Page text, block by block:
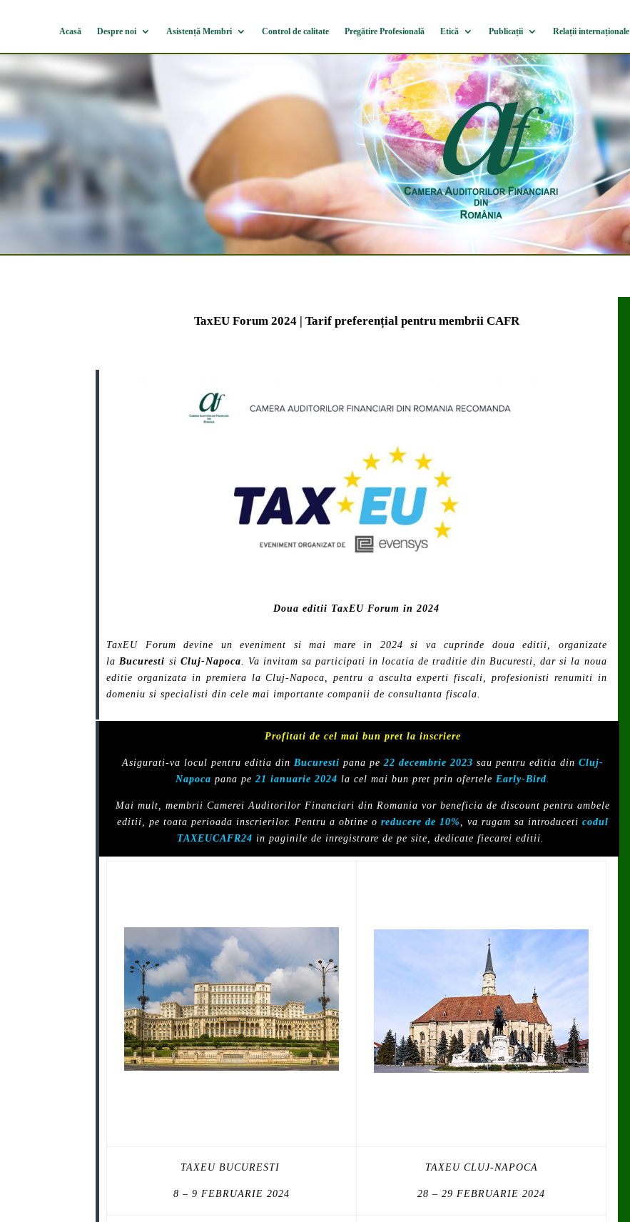
Acasă Despre noi Asistență Membri Control de calitate Pregătire Profesională Etică Publicații Relații internaționale
TaxEU Forum 2024 | Tarif preferențial pentru membrii CAFR
Doua editii TaxEU Forum in 2024
TaxEU Forum devine un eveniment si mai mare in 2024 si va cuprinde doua editii, organizate
la Bucuresti si Cluj-Napoca. Va invitam sa participati in locatia de traditie din Bucuresti, dar si la noua
editie organizata in premiera la Cluj-Napoca, pentru a asculta experti fiscali, profesionisti renumiti in
domeniu si specialisti din cele mai importante companii de consultanta fiscala.
Profitati de cel mai bun pret la inscriere
Asigurati-va locul pentru editia din Bucuresti pana pe 22 decembrie 2023 sau pentru editia din Cluj-
Napoca pana pe 21 ianuarie 2024 la cel mai bun pret prin ofertele Early-Bird.
Mai mult, membrii Camerei Auditorilor Financiari din Romania vor beneficia de discount pentru ambele
editii, pe toata perioada inscrierilor. Pentru a obtine o reducere de 10% , va rugam sa introduceti codul
TAXEUCAFR24 in paginile de inregistrare de pe site, dedicate fiecarei editii.
TAXEU BUCURESTI
8 – 9 FEBRUARIE 2024
TAXEU CLUJ-NAPOCA
28 – 29 FEBRUARIE 2024